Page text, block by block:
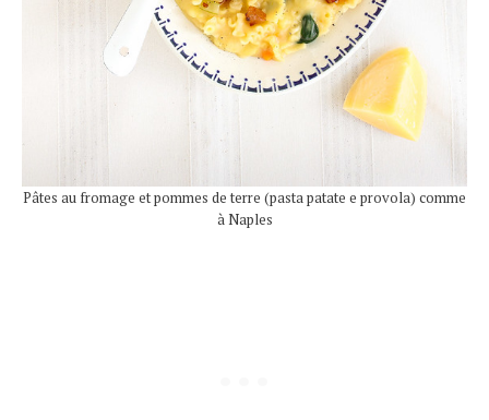
Pâtes au fromage et pommes de terre (pasta patate e provola) comme
à Naples